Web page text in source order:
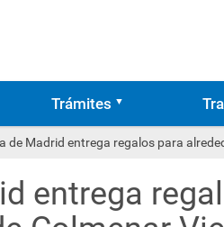
Trámites
de Madrid entrega regalos para
entrega